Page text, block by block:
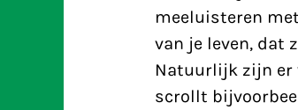
meeluisteren
van je leven, dat
Natuurlijk zijn er
scrollt